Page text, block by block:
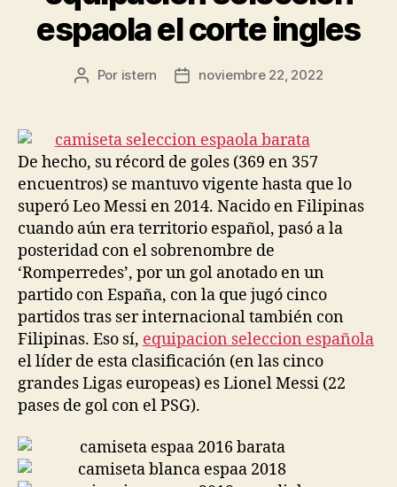
espaola el corte ingles
Autor
entrada
Por istern
Fecha
entrada
noviembre 22, 2022
De hecho, su récord de goles (369 en 357
encuentros) se mantuvo vigente hasta que lo
superó Leo Messi en 2014. Nacido en Filipinas
cuando aún era territorio español, pasó a la
posteridad con el sobrenombre de
‘Romperredes’, por un gol anotado en un
partido con España, con la que jugó cinco
partidos tras ser internacional también con
Filipinas. Eso sí, equipacion seleccion española
el líder de esta clasificación (en las cinco
grandes Ligas europeas) es Lionel Messi (22
pases de gol con el PSG).